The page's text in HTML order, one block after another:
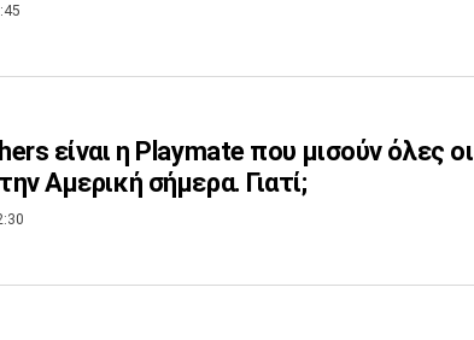
είναι η Playmate που μισούν όλες οι
Αμερική σήμερα. Γιατί;